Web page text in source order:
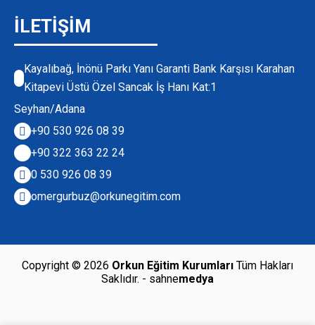
İLETİŞİM
Kayalıbağ, İnönü Parkı Yanı Garanti Bank Karşısı Karahan
Kitapevi Üstü Özel Sancak İş Hanı Kat:1
Seyhan/Adana
+90 530 926 08 39
+90 322 363 22 24
0 530 926 08 39
omergurbuz@orkunegitim.com
Copyright © 2026 Orkun Eğitim Kurumları Tüm Hakları
Saklıdır. - sahnemedya